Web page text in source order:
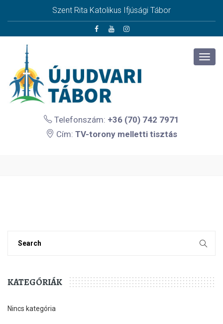
Szent Rita Katolikus Ifjúsági Tábor
Telefonszám: +36 (70) 742 7971
Cím: TV-torony melletti tisztás
KATEGÓRIÁK
Nincs kategória